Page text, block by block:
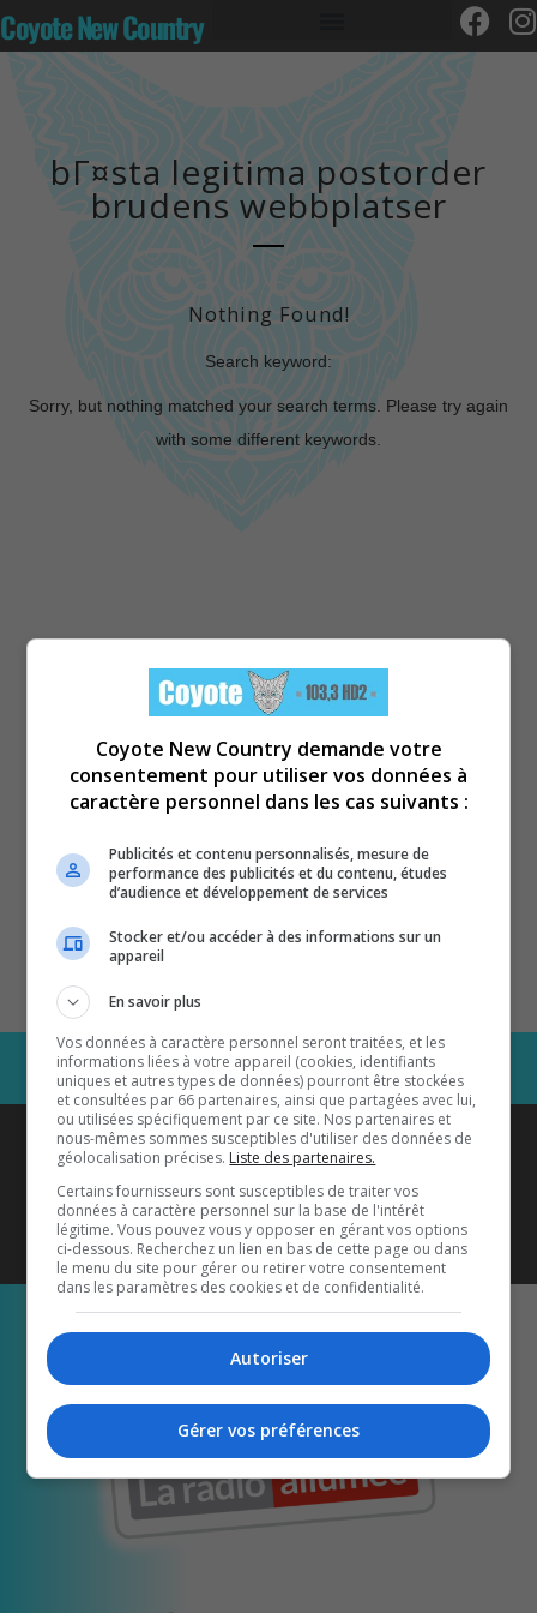
Coyote New Country
bГ¤sta legitima postorder
brudens webbplatser
Nothing Found!
Search keyword:
Sorry, but nothing matched your search terms. Please try again
with some different keywords.
Coyote New Countryest diffusé
également sur1033 HD2
Écoutez-nous aussi sur…
Coyote New Country demande votre
consentement pour utiliser vos données à
caractère personnel dans les cas suivants :
Publicités et contenu personnalisés, mesure de
performance des publicités et du contenu, études
d’audience et développement de services
Stocker et/ou accéder à des informations sur un
appareil
En savoir plus
Vos données à caractère personnel seront traitées, et les
informations liées à votre appareil (cookies, identifiants
uniques et autres types de données) pourront être stockées
et consultées par 66 partenaires, ainsi que partagées avec lui,
ou utilisées spécifiquement par ce site. Nos partenaires et
nous-mêmes sommes susceptibles d'utiliser des données de
géolocalisation précises. Liste des partenaires.
Certains fournisseurs sont susceptibles de traiter vos
données à caractère personnel sur la base de l'intérêt
légitime. Vous pouvez vous y opposer en gérant vos options
ci-dessous. Recherchez un lien en bas de cette page ou dans
le menu du site pour gérer ou retirer votre consentement
dans les paramètres des cookies et de confidentialité.
Autoriser
Gérer vos préférences